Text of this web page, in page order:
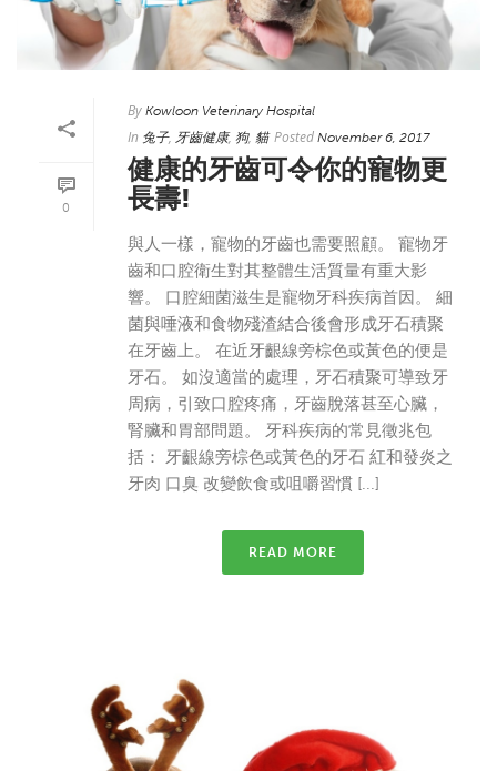
0
By Kowloon Veterinary Hospital
In 兔子, 牙齒健康, 狗, 貓 Posted November 6, 2017
健康的牙齒可令你的寵物更
長壽!
與人一樣，寵物的牙齒也需要照顧。 寵物牙
齒和口腔衛生對其整體生活質量有重大影
響。 口腔細菌滋生是寵物牙科疾病首因。 細
菌與唾液和食物殘渣結合後會形成牙石積聚
在牙齒上。 在近牙齦線旁棕色或黃色的便是
牙石。 如沒適當的處理，牙石積聚可導致牙
周病，引致口腔疼痛，牙齒脫落甚至心臟，
腎臟和胃部問題。 牙科疾病的常見徵兆包
括： 牙齦線旁棕色或黃色的牙石 紅和發炎之
牙肉 口臭 改變飲食或咀嚼習慣 [...]
READ MORE